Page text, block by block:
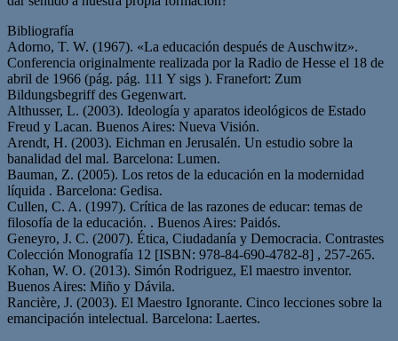
Bibliografía
Adorno, T. W. (1967). «La educación después de Auschwitz».
Conferencia originalmente realizada por la Radio de Hesse el 18 de
abril de 1966 (pág. pág. 111 Y sigs ). Franefort: Zum
Bildungsbegriff des Gegenwart.
Althusser, L. (2003). Ideología y aparatos ideológicos de Estado
Freud y Lacan. Buenos Aires: Nueva Visión.
Arendt, H. (2003). Eichman en Jerusalén. Un estudio sobre la
banalidad del mal. Barcelona: Lumen.
Bauman, Z. (2005). Los retos de la educación en la modernidad
líquida . Barcelona: Gedisa.
Cullen, C. A. (1997). Crítica de las razones de educar: temas de
filosofía de la educación. . Buenos Aires: Paidós.
Geneyro, J. C. (2007). Ética, Ciudadanía y Democracia. Contrastes
Colección Monografía 12 [ISBN: 978-84-690-4782-8] , 257-265.
Kohan, W. O. (2013). Simón Rodriguez, El maestro inventor.
Buenos Aires: Miño y Dávila.
Rancière, J. (2003). El Maestro Ignorante. Cinco lecciones sobre la
emancipación intelectual. Barcelona: Laertes.